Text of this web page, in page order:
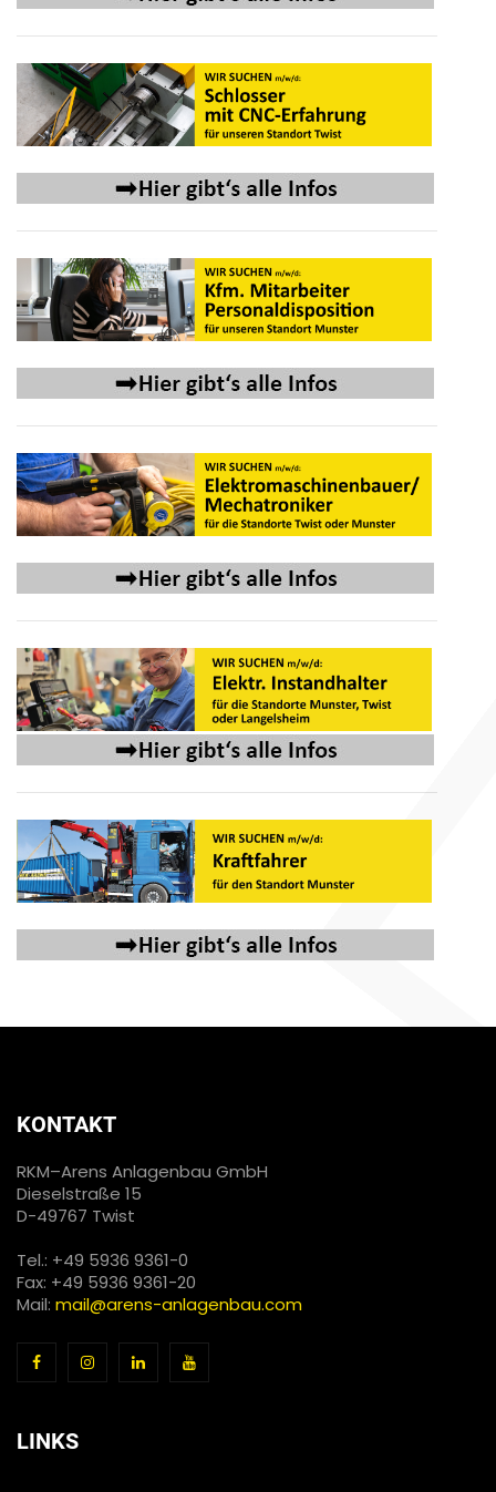
KONTAKT
RKM–Arens Anlagenbau GmbH
Dieselstraße 15
D-49767 Twist
Tel.: +49 5936 9361-0
Fax: +49 5936 9361-20
Mail: mail@arens-anlagenbau.com
LINKS